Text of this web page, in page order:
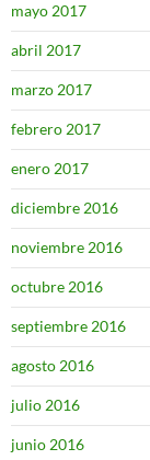
mayo 2017
abril 2017
marzo 2017
febrero 2017
enero 2017
diciembre 2016
noviembre 2016
octubre 2016
septiembre 2016
agosto 2016
julio 2016
junio 2016